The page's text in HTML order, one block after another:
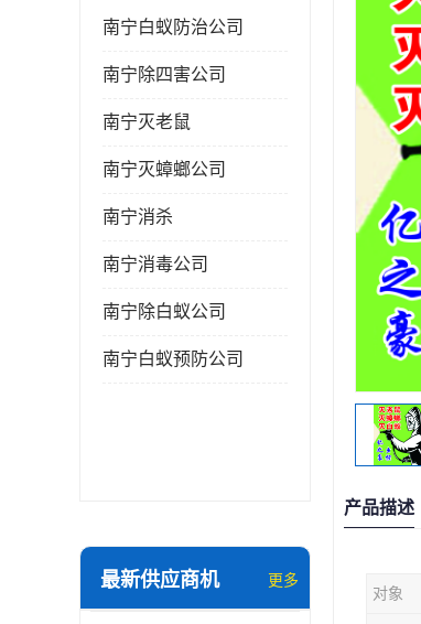
南宁白蚁防治公司
南宁除四害公司
南宁灭老鼠
南宁灭蟑螂公司
南宁消杀
南宁消毒公司
南宁除白蚁公司
南宁白蚁预防公司
最新供应商机 更多
产品描述
对象